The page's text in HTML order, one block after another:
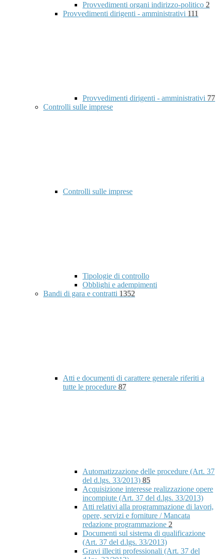
Provvedimenti organi indirizzo-politico 2
Provvedimenti dirigenti - amministrativi 111
Provvedimenti dirigenti - amministrativi 77
Controlli sulle imprese
Controlli sulle imprese
Tipologie di controllo
Obblighi e adempimenti
Bandi di gara e contratti 1352
Atti e documenti di carattere generale riferiti a
tutte le procedure 87
Automatizzazione delle procedure (Art. 37
del d.lgs. 33/2013) 85
Acquisizione interesse realizzazione opere
incompiute (Art. 37 del d.lgs. 33/2013)
Atti relativi alla programmazione di lavori,
opere, servizi e forniture / Mancata
redazione programmazione 2
Documenti sul sistema di qualificazione
(Art. 37 del d.lgs. 33/2013)
Gravi illeciti professionali (Art. 37 del